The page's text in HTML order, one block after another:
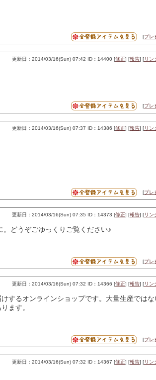
[プレ
更新日：2014/03/16(Sun) 07:42 ID：14400 [修正] [報告] [リン
[プレ
更新日：2014/03/16(Sun) 07:37 ID：14386 [修正] [報告] [リン
[プレ
更新日：2014/03/16(Sun) 07:35 ID：14373 [修正] [報告] [リン
どうぞごゆっくりご覧ください♪
[プレ
更新日：2014/03/16(Sun) 07:32 ID：14366 [修正] [報告] [リン
するオンラインショップです。大量生産ではな
ます。
[プレ
更新日：2014/03/16(Sun) 07:32 ID：14367 [修正] [報告] [リン